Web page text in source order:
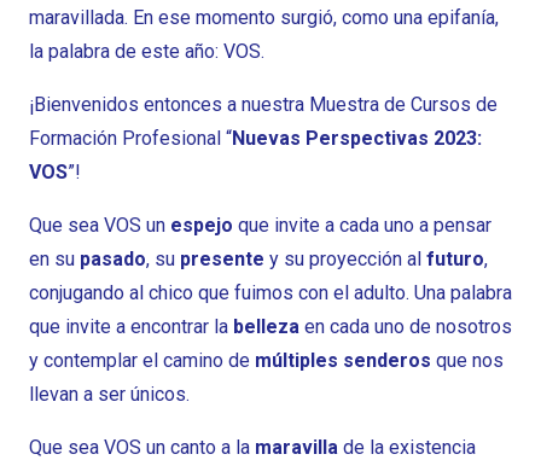
maravillada. En ese momento surgió, como una epifanía,
la palabra de este año: VOS.
¡Bienvenidos entonces a nuestra Muestra de Cursos de
Formación Profesional “Nuevas Perspectivas 2023:
VOS”!
Que sea VOS un espejo que invite a cada uno a pensar
en su pasado, su presente y su proyección al futuro,
conjugando al chico que fuimos con el adulto. Una palabra
que invite a encontrar la belleza en cada uno de nosotros
y contemplar el camino de múltiples senderos que nos
llevan a ser únicos.
Que sea VOS un canto a la maravilla de la existencia